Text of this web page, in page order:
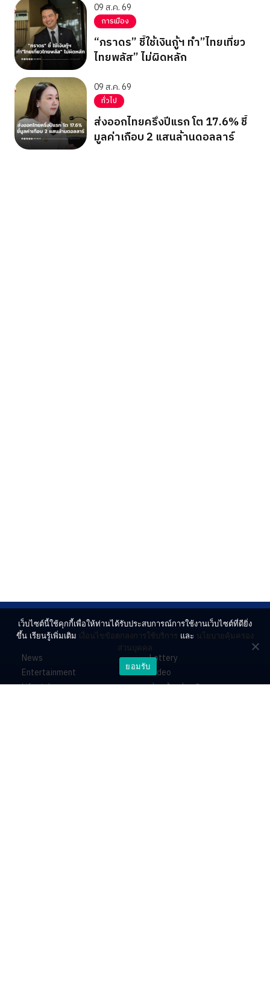
09 ส.ค. 69
การเมือง
“ภราดร” ชี้ใช้เงินกู้ฯ ทำ”ไทยเที่ยว
ไทยพลัส” ไม่ผิดหลัก
09 ส.ค. 69
ทั่วไป
ส่งออกไทยครึ่งปีแรก โต 17.6% ชี้
มูลค่าเกือบ 2 แสนล้านดอลลาร์
News
Entertainment
Lifestyle
Lottery
Video
ร่วมด้วยช่วยกัน
เว็บไซต์นี้ใช้คุกกี้เพื่อให้ท่านได้รับประสบการณ์การใช้งานเว็บไซต์ที่ดียิ่ง
ขึ้น เรียนรู้เพิ่มเติม เงื่อนไขข้อตกลงการใช้บริการ และ นโยบายคุ้มครอง
ส่วนบุคคล
ยอมรับ